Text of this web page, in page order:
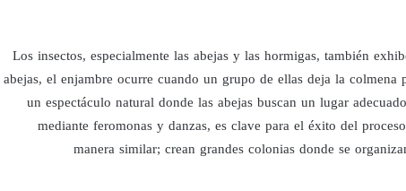
Los insectos, especialmente las abejas y las hormigas, también
abejas, el enjambre ocurre cuando un grupo de ellas deja la
un espectáculo natural donde las abejas buscan un lugar
mediante feromonas y danzas, es clave para el éxito del
manera similar; crean grandes colonias donde se